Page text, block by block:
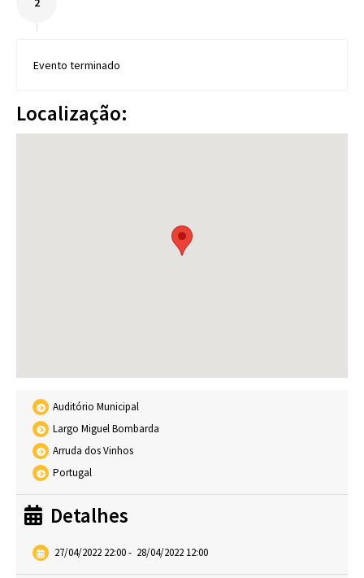
Evento terminado
Localização:
Auditório Municipal
Largo Miguel Bombarda
Arruda dos Vinhos
Portugal
Detalhes
27/04/2022 22:00- 28/04/2022 12:00